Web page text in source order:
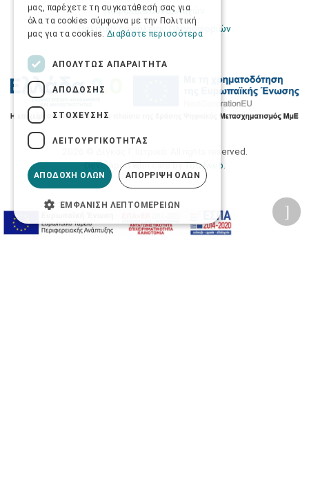
Ασφάλεια συναλλαγών
Πολιτική Ασφάλειας Πληροφοριών
2026 © Δίγκας Γ. Ιατρικά. All rights reserved.
Developed with care byTotalweb
Προσβασιμότητα
μας, παρέχετε τη συγκατάθεσή σας για
όλα τα cookies σύμφωνα με την Πολιτική
μας για τα cookies. Διαβάστε περισσότερα
ΑΠΟΛΎΤΩΣ ΑΠΑΡΑΊΤΗΤΑ
ΑΠΌΔΟΣΗΣ
ΣΤΌΧΕΥΣΗΣ
ΛΕΙΤΟΥΡΓΙΚΌΤΗΤΑΣ
ΑΠΟΔΟΧΉ ΌΛΩΝ ΑΠΌΡΡΙΨΗ ΌΛΩΝ
ΕΜΦΆΝΙΣΗ ΛΕΠΤΟΜΕΡΕΙΏΝ